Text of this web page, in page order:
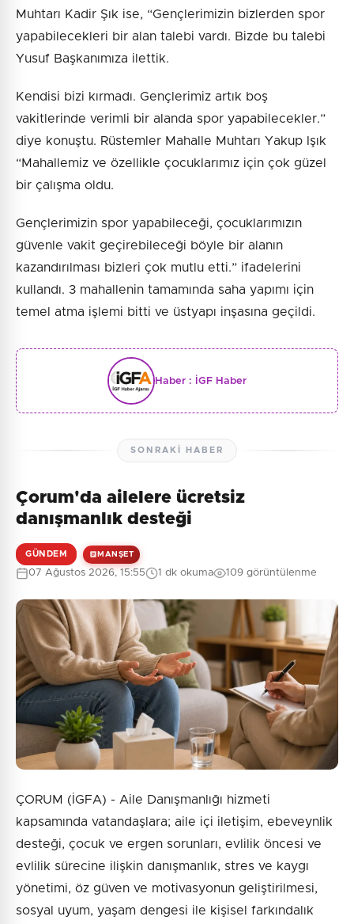
Muhtarı Kadir Şık ise, “Gençlerimizin bizlerden spor
yapabilecekleri bir alan talebi vardı. Bizde bu talebi
Yusuf Başkanımıza ilettik.
Kendisi bizi kırmadı. Gençlerimiz artık boş
vakitlerinde verimli bir alanda spor yapabilecekler.”
diye konuştu. Rüstemler Mahalle Muhtarı Yakup Işık
“Mahallemiz ve özellikle çocuklarımız için çok güzel
bir çalışma oldu.
Gençlerimizin spor yapabileceği, çocuklarımızın
güvenle vakit geçirebileceği böyle bir alanın
kazandırılması bizleri çok mutlu etti.” ifadelerini
kullandı. 3 mahallenin tamamında saha yapımı için
temel atma işlemi bitti ve üstyapı inşasına geçildi.
Haber : İGF Haber
SONRAKI HABER
Çorum'da ailelere ücretsiz
danışmanlık desteği
GÜNDEM MANŞET
07 Ağustos 2026, 15:55 1 dk okuma 109 görüntülenme
ÇORUM (İGFA) - Aile Danışmanlığı hizmeti
kapsamında vatandaşlara; aile içi iletişim, ebeveynlik
desteği, çocuk ve ergen sorunları, evlilik öncesi ve
evlilik sürecine ilişkin danışmanlık, stres ve kaygı
yönetimi, öz güven ve motivasyonun geliştirilmesi,
sosyal uyum, yaşam dengesi ile kişisel farkındalık